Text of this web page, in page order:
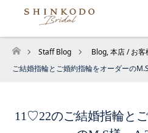
ホーム
Staff Blog Blog,本店 / お客
ご結婚指輪とご婚約指輪をオーダーの
11♡22のご結婚指輪と